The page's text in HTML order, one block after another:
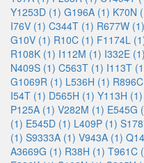
Y1253D (1) G196A (1) K70N
I76V (1) C344T (1) R677W (1)
G10V (1) R10C (1) F1174L
R108K (1) I112M (1) I332E (1)
N409S (1) C563T (1) I113T
G1069R (1) L536H (1)
I54T (1) D565H (1) Y113H (1)
P125A (1) V282M (1) E545G
(1) E545D (1) L409P (1)
(1) S9333A (1) V943A (1)
A3669G (1) R38H (1) T961C